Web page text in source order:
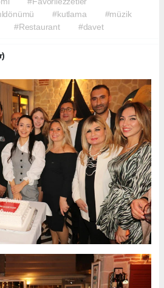
#kutlama
#müzik
#Restaurant #davet